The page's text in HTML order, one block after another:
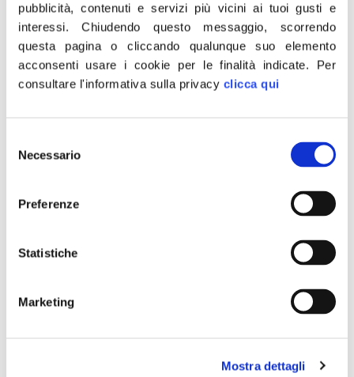
pubblicità, contenuti e servizi più vicini ai tuoi gusti e
interessi.Chiudendo questo messaggio, scorrendo
questa pagina o cliccando qualunque suo elemento
acconsenti usare i cookie per le finalità indicate. Per
consultare l'informativa sulla privacy clicca qui
delNecessario
Preferenze
Statistiche
Marketing
Mostra dettagli
7 Maurizio Dell’Uomo
8 Michele Di Gennaro
9 Mario
10 Claudio